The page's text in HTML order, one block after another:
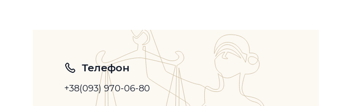
Телефон
+38(093) 970-06-80